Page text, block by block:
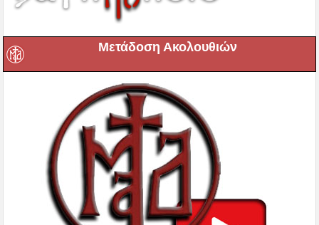
Μετάδοση Ακολουθιών